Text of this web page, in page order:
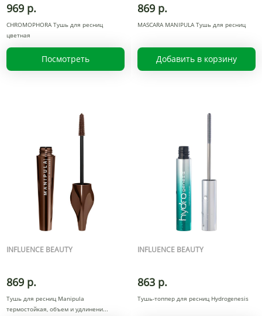
969 р.
CHROMOPHORA Тушь для ресниц
цветная
Посмотреть
869 р.
MASCARA MANIPULA Тушь для ресниц
Добавить в корзину
INFLUENCE BEAUTY
869 р.
Тушь для ресниц Manipula
термостойкая, объем и удлинени
INFLUENCE BEAUTY
863 р.
Тушь-топпер для ресниц Hydrogenesis